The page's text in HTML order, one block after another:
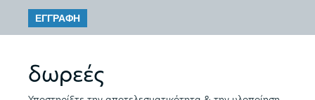
ΕΓΓΡΑΦΗ
δωρεές